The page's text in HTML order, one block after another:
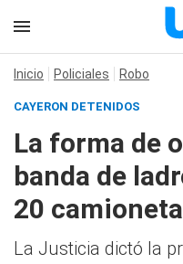
Inicio Policiales Robo
CAYERON DETENIDOS
La forma de
banda de
20
La Justicia dictó la